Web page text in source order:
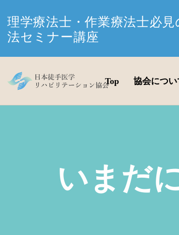
理学療法士・作業療法士必
法セミナー講座
Top 協会につい
いまだ